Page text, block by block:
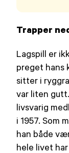
Trapper
Lagspill er
preget hans
sitter i
var liten
livsvarig
i 1957. Som
han både
hele livet